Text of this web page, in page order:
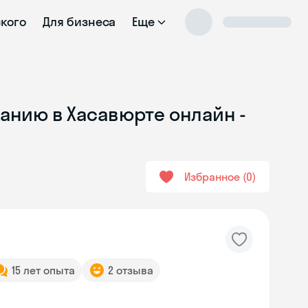
Для бизнеса Еще
в Хасавюрте онлайн -
Избранное 0
15 лет опыта 2 отзыва